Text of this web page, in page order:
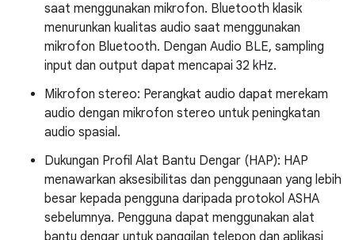
saat menggunakan mikrofon. Bluetooth klasik
menurunkan kualitas audio saat menggunakan
mikrofon Bluetooth. Dengan Audio BLE, sampling
input dan output dapat mencapai 32 kHz.
Mikrofon stereo: Perangkat audio dapat merekam
audio dengan mikrofon stereo untuk peningkatan
audio spasial.
Dukungan Profil Alat Bantu Dengar (HAP): HAP
menawarkan aksesibilitas dan penggunaan yang lebih
besar kepada pengguna daripada protokol ASHA
sebelumnya. Pengguna dapat menggunakan alat
bantu dengar untuk panggilan telepon dan aplikasi